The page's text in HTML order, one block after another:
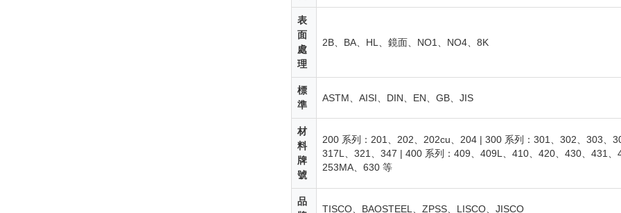
表
面
處
理
2B、BA、HL、鏡面、NO1、NO4、8K
標
準
ASTM、AISI、DIN、EN、GB、JIS
材
料
牌
號
200 系列：201、202、202cu、204 | 300 系列：301、302、303、
317L、321、347 | 400 系列：409、409L、410、420、430、431
253MA、630 等
品
TISCO、BAOSTEEL、ZPSS、LISCO、JISCO